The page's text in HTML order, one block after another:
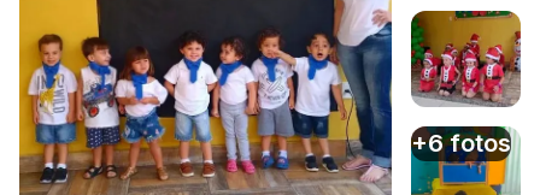
Imagem 2
Imagem 3
+6 fotos